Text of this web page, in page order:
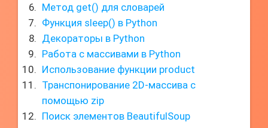
Метод get() для словарей
Функция sleep() в Python
Декораторы в Python
Работа с массивами в Python
Использование функции product
Транспонирование 2D-массива с
помощью zip
Поиск элементов BeautifulSoup